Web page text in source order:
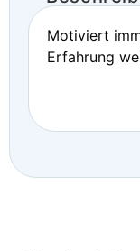
Motiviert
Erfahrung